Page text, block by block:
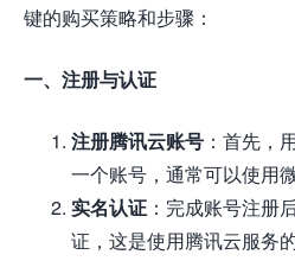
键的购买策略和步骤：
一、注册与认证
注册腾讯云账号 ：首先，
一个账号，通常可以使用
实名认证 ：完成账号注册
证，这是使用腾讯云服务